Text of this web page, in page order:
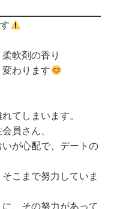
軟剤の香り
わります
てしまいます。
員さん、
が心配で、デートの
こまで努力していま
、その努力があって